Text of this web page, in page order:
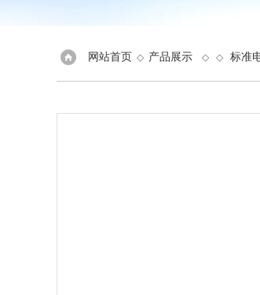
网站首页 ◇ 产品展示 ◇ ◇ 标准